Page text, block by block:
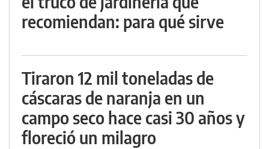
recomiendan: para qué sirve
Tiraron 12 mil toneladas de
cáscaras de naranja en un
campo seco hace casi 30 años y
floreció un milagro